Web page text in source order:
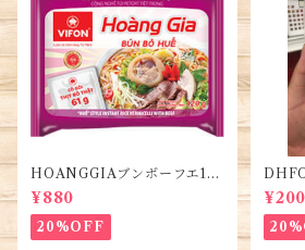
HOANGGIAブンボーフエ12
0g (5袋)・Bún Bò Huế
¥880
20%OFF
フフ
ở Bò
¥200